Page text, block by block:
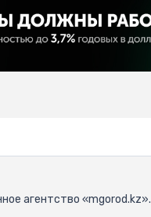
агентство «mgorod.kz».